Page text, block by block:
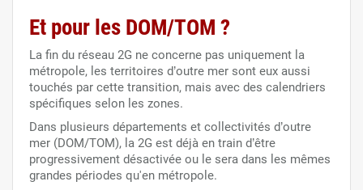
Et pour les DOM/TOM ?
La fin du réseau 2G ne concerne pas uniquement la
métropole, les territoires d’outre mer sont eux aussi
touchés par cette transition, mais avec des calendriers
spécifiques selon les zones.
Dans plusieurs départements et collectivités d’outre
mer (DOM/TOM), la 2G est déjà en train d’être
progressivement désactivée ou le sera dans les mêmes
grandes périodes qu'en métropole.